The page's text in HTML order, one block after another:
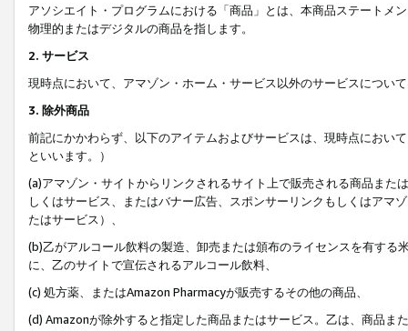
アソシエイト・プログラムにおける「商品」とは、本商品ステートメ
物理的またはデジタルの商品を指します。
2. サービス
現時点において、アマゾン・ホーム・サービス以外のサービスについ
3. 除外商品
前記にかかわらず、以下のアイテムおよびサービスは、現時点におい
といいます。）
(a)アマゾン・サイトからリンクされるサイト上で販売される商品ま
しくはサービス、またはバナー広告、スポンサーリンクもしくはアマ
たはサービス）、
(b)乙がアルコール飲料の製造、卸売または頒布のライセンスを有す
に、乙のサイトで宣伝されるアルコール飲料、
(c) 処方薬、またはAmazon Pharmacyが販売するその他の商品、
(d) Amazonが除外すると指定した商品またはサービス。乙は、商品ま